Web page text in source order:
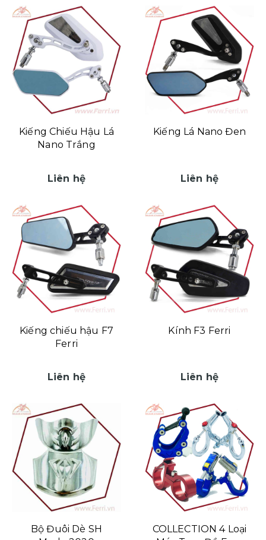
Kiếng Chiếu Hậu Lá
Nano Trắng
Liên hệ
Kiếng Lá Nano Đen
Liên hệ
Kiếng chiếu hậu F7
Ferri
Liên hệ
Kính F3 Ferri
Liên hệ
Bộ Đuôi Dè SH
COLLECTION 4 Loại